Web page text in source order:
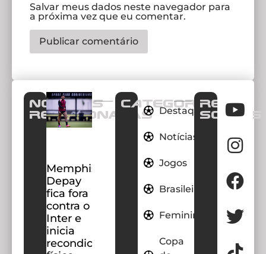
Salvar meus dados neste navegador para
a próxima vez que eu comentar.
Notícias
Relacionadas
Memphis
Depay
fica fora
contra o
Inter e
inicia
recondicionamento
CATEGORIAS
Destaques
Notícias
Jogos
Brasileirao
Feminino
Copa
REDES
SOCIAIS